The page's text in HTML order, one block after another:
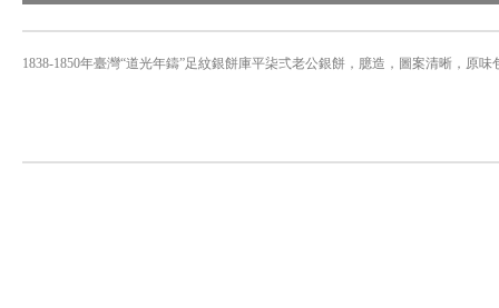
1838-1850年臺灣“道光年鑄”足紋銀餅庫平柒弍老公銀餅，臆造，圖案清晰，原